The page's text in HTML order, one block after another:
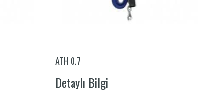
ATH 0.7
Detaylı Bilgi